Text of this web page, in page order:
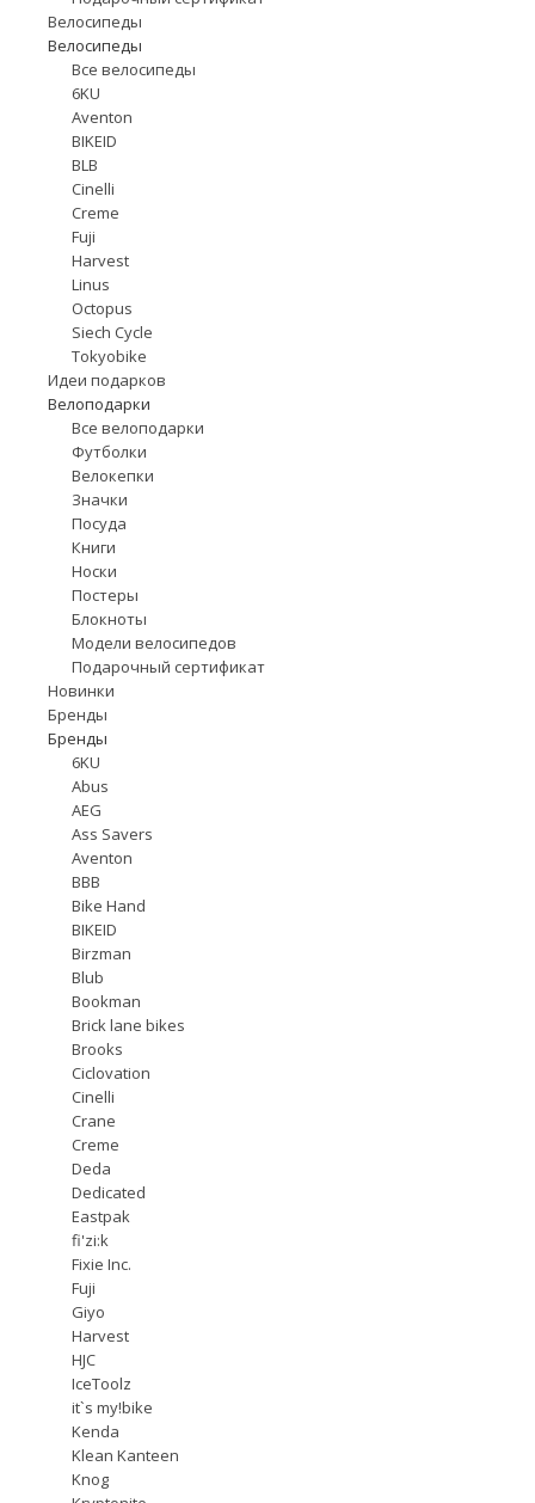
Велосипеды
Велосипеды
Все велосипеды
6KU
Aventon
BIKEID
BLB
Cinelli
Creme
Fuji
Harvest
Linus
Octopus
Siech Cycle
Tokyobike
Идеи подарков
Велоподарки
Все велоподарки
Футболки
Велокепки
Значки
Посуда
Книги
Носки
Постеры
Блокноты
Модели велосипедов
Подарочный сертификат
Новинки
Бренды
Бренды
6KU
Abus
AEG
Ass Savers
Aventon
BBB
Bike Hand
BIKEID
Birzman
Blub
Bookman
Brick lane bikes
Brooks
Ciclovation
Cinelli
Crane
Creme
Deda
Dedicated
Eastpak
fi'zi:k
Fixie Inc.
Fuji
Giyo
Harvest
HJC
IceToolz
it`s my!bike
Kenda
Klean Kanteen
Knog